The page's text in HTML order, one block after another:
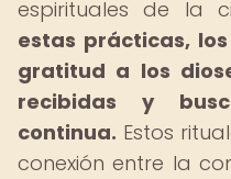
espirituales de la
estas prácticas,
gratitud a los
recibidas y
continua. Estos
conexión entre la